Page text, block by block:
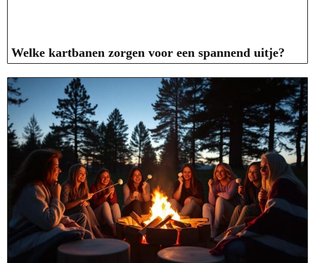
Welke kartbanen zorgen voor een spannend uitje?